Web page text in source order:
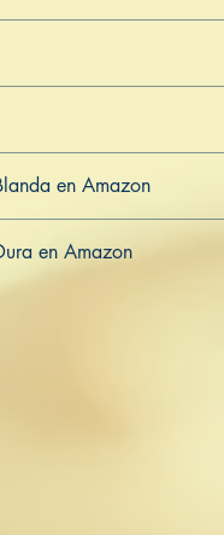
en Amazon
en Amazon